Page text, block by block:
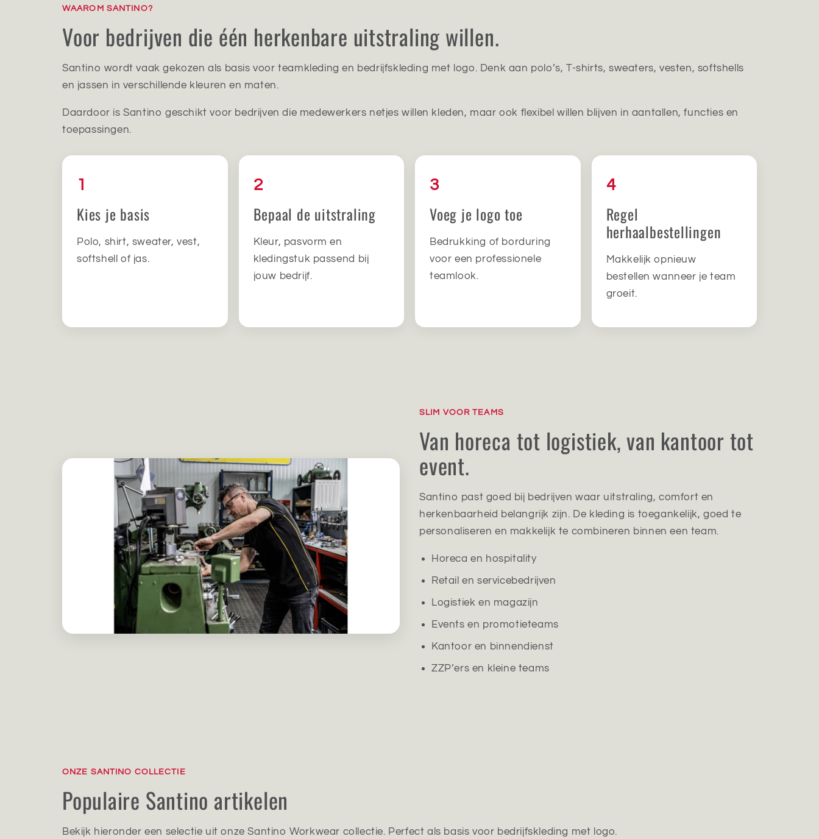
WAAROM SANTINO?
Voor bedrijven die één herkenbare uitstraling willen.
Santino wordt vaak gekozen als basis voor teamkleding en bedrijfskleding met logo. Denk aan polo’s, T-shirts, sweaters, vesten, softshells
en jassen in verschillende kleuren en maten.
Daardoor is Santino geschikt voor bedrijven die medewerkers netjes willen kleden, maar ook flexibel willen blijven in aantallen, functies en
toepassingen.
1
Kies je basis
Polo, shirt, sweater, vest,
softshell of jas.
2
Bepaal de uitstraling
Kleur, pasvorm en
kledingstuk passend bij
jouw bedrijf.
3
Voeg je logo toe
Bedrukking of borduring
voor een professionele
teamlook.
4
Regel
herhaalbestellingen
Makkelijk opnieuw
bestellen wanneer je team
groeit.
SLIM VOOR TEAMS
Van horeca tot logistiek, van kantoor tot
event.
Santino past goed bij bedrijven waar uitstraling, comfort en
herkenbaarheid belangrijk zijn. De kleding is toegankelijk, goed te
personaliseren en makkelijk te combineren binnen een team.
Horeca en hospitality
Retail en servicebedrijven
Logistiek en magazijn
Events en promotieteams
Kantoor en binnendienst
ZZP’ers en kleine teams
ONZE SANTINO COLLECTIE
Populaire Santino artikelen
Bekijk hieronder een selectie uit onze Santino Workwear collectie. Perfect als basis voor bedrijfskleding met logo.